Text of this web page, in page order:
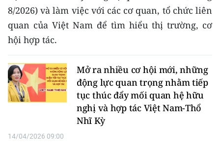
ENGLISH
中文
РУССКИЙ
ESPAÑOL
8/2026) và làm việc với các cơ quan, tổ chức liên
quan của Việt Nam để tìm hiểu thị trường, cơ
hội hợp tác.
Mở ra nhiều cơ hội mới, những
động lực quan trọng nhằm tiếp
tục thúc đẩy mối quan hệ hữu
nghị và hợp tác Việt Nam-Thổ
Nhĩ Kỳ
14/04/2026 09:00